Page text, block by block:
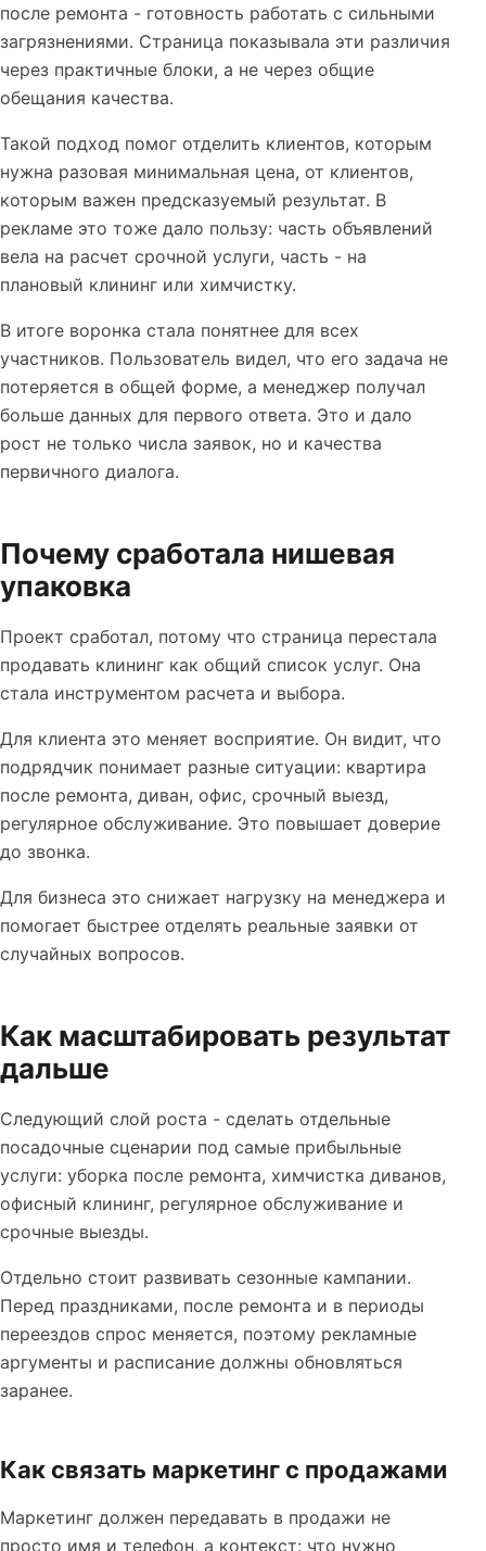
после ремонта - готовность работать с сильными
загрязнениями. Страница показывала эти различия
через практичные блоки, а не через общие
обещания качества.
Такой подход помог отделить клиентов, которым
нужна разовая минимальная цена, от клиентов,
которым важен предсказуемый результат. В
рекламе это тоже дало пользу: часть объявлений
вела на расчет срочной услуги, часть - на
плановый клининг или химчистку.
В итоге воронка стала понятнее для всех
участников. Пользователь видел, что его задача не
потеряется в общей форме, а менеджер получал
больше данных для первого ответа. Это и дало
рост не только числа заявок, но и качества
первичного диалога.
Почему сработала нишевая
упаковка
Проект сработал, потому что страница перестала
продавать клининг как общий список услуг. Она
стала инструментом расчета и выбора.
Для клиента это меняет восприятие. Он видит, что
подрядчик понимает разные ситуации: квартира
после ремонта, диван, офис, срочный выезд,
регулярное обслуживание. Это повышает доверие
до звонка.
Для бизнеса это снижает нагрузку на менеджера и
помогает быстрее отделять реальные заявки от
случайных вопросов.
Как масштабировать результат
дальше
Следующий слой роста - сделать отдельные
посадочные сценарии под самые прибыльные
услуги: уборка после ремонта, химчистка диванов,
офисный клининг, регулярное обслуживание и
срочные выезды.
Отдельно стоит развивать сезонные кампании.
Перед праздниками, после ремонта и в периоды
переездов спрос меняется, поэтому рекламные
аргументы и расписание должны обновляться
заранее.
Как связать маркетинг с продажами
Маркетинг должен передавать в продажи не
просто имя и телефон, а контекст: что нужно